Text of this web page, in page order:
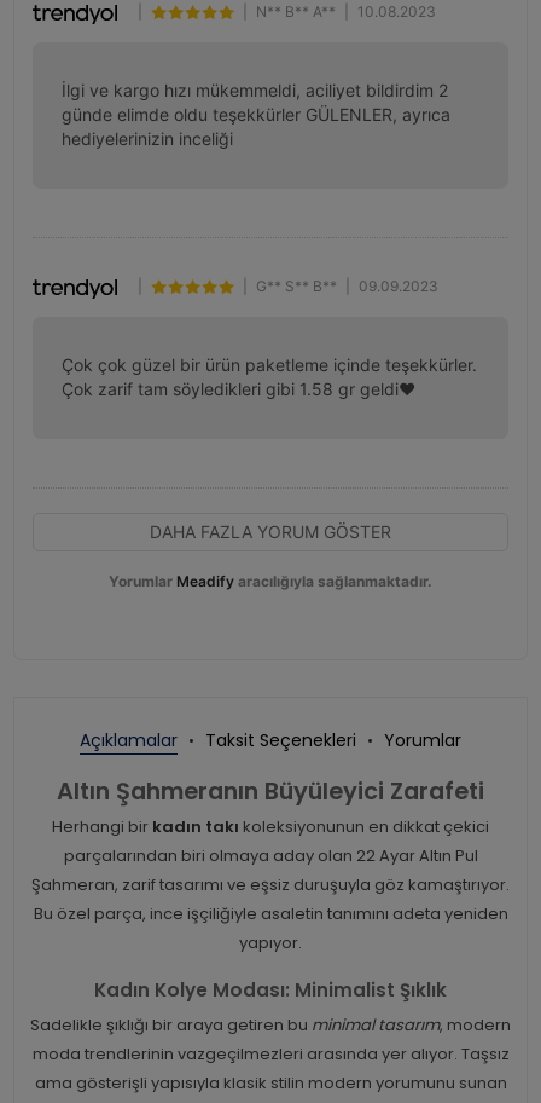
N** B** A** 10.08.2023
İlgi ve kargo hızı mükemmeldi, aciliyet bildirdim 2
günde elimde oldu teşekkürler GÜLENLER, ayrıca
hediyelerinizin inceliği
G** S** B** 09.09.2023
Çok çok güzel bir ürün paketleme içinde teşekkürler.
Çok zarif tam söyledikleri gibi 1.58 gr geldi♥️
DAHA FAZLA YORUM GÖSTER
Yorumlar Meadify aracılığıyla sağlanmaktadır.
Açıklamalar Taksit Seçenekleri Yorumlar
Altın Şahmeranın Büyüleyici Zarafeti
Herhangi bir kadın takı koleksiyonunun en dikkat çekici
parçalarından biri olmaya aday olan 22 Ayar Altın Pul
Şahmeran, zarif tasarımı ve eşsiz duruşuyla göz kamaştırıyor.
Bu özel parça, ince işçiliğiyle asaletin tanımını adeta yeniden
yapıyor.
Kadın Kolye Modası: Minimalist Şıklık
Sadelikle şıklığı bir araya getiren bu minimal tasarım, modern
moda trendlerinin vazgeçilmezleri arasında yer alıyor. Taşsız
ama gösterişli yapısıyla klasik stilin modern yorumunu sunan